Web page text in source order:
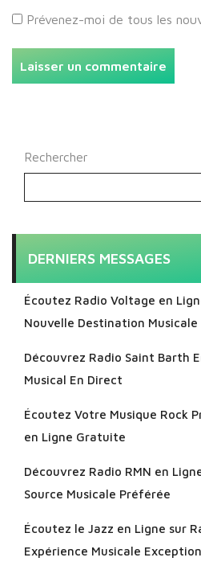
Prévenez-moi de tous les
Rechercher
DERNIERS MESSAGES
Écoutez Radio Voltage en
Nouvelle Destination Musicale
Découvrez Radio Saint Barth
Musical En Direct
Écoutez Votre Musique Rock
en Ligne Gratuite
Découvrez Radio RMN en
Source Musicale Préférée
Écoutez le Jazz en Ligne sur
Expérience Musicale